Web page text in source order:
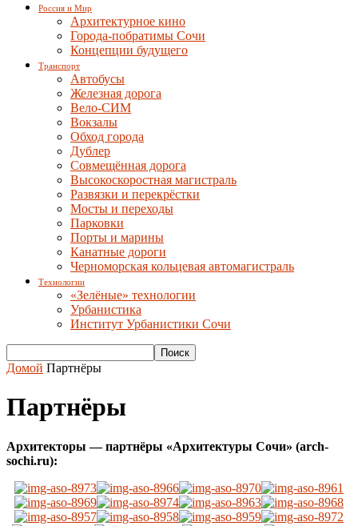
Россия и Мир
Архитектурное кино
Города-побратимы Сочи
Концепции будущего
Транспорт
Автобусы
Железная дорога
Вело-СИМ
Вокзалы
Обход города
Дублер
Совмещённая дорога
Высокоскоростная магистраль
Развязки и перекрёстки
Мосты и переходы
Парковки
Порты и марины
Канатные дороги
Черноморская кольцевая автомагистраль
Технологии
«Зелёные» технологии
Урбанистика
Институт Урбанистики Сочи
Домой Партнёры
Партнёры
Архитекторы — партнёры «Архитектуры Сочи» (arch-
sochi.ru):